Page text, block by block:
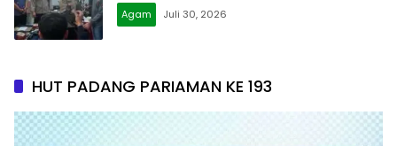
Agam Juli 30, 2026
HUT PADANG PARIAMAN KE 193